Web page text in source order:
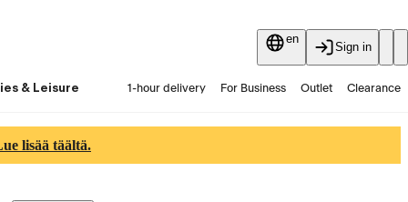
en
Sign in
& Leisure 1-hour delivery For Business Outlet Clearance
lisää täältä.